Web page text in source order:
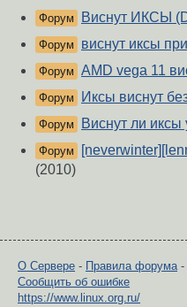
Форум Виснут ИКСЫ
Форум виснут иксы
Форум AMD vega 11
Форум Иксы виснут
Форум Виснут ли
Форум
(2010)
О Сервере - Правила форума-
Сообщить об ошибке
https://www.linux.org.ru/